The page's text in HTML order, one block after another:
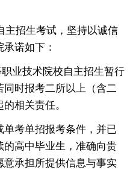
招生考试，坚持以诚信
诺如下：
业技术院校自主招生暂行
时报考二所以上（含二
相关责任。
考单招报考条件，并已
高中毕业生，准确向贵
意承担所提供信息与事实